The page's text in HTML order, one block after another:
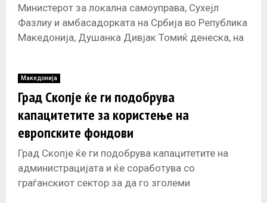
Министерот за локална самоуправа, Сухејл
Фазлиу и амбасадорката на Србија во Република
Македонија, Душанка Дивјак Томиќ денеска, на
Македонија
Град Скопје ќе ги подобрува
капацитетите за користење на
европските фондови
Град Скопје ќе ги подобрува капацитетите на
администрацијата и ќе соработува со
граѓанскиот сектор за да го зголеми